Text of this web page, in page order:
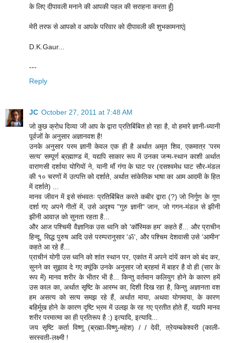
के लिए दीपावली मनाने की आपकी पहल की सराहना करता हूँ|
मेरी तरफ से आपको व आपके परिवार को दीपावली की शुभकामनाएं|
D.K.Gaur...
---
Reply
JC October 27, 2011 at 7:48 AM
जो कुछ क्रोध दिव्या जी आप के द्वारा प्रतिबिंबित हो रहा है, वो हमारे ज्ञानी-ध्यानी
पूर्वजों के अनुसार अज्ञानवश है!
उनके अनुसार परम ज्ञानी केवल एक ही है अर्थात अमृत शिव, एकमात्र 'परम
सत्य' सम्पूर्ण ब्रह्माण्ड में, यद्यपि साकार रूप में उनका जन्म-स्थान काशी अर्थात
वाराणसी दर्शाया योगियों ने, यानी माँ गंगा के घाट पर (दसश्वमेध घाट सौर-मंडल
की १० चरणों में उत्पत्ति को दर्शाते, अर्थात सांकेतिक भाषा का आम आदमी के हित
में दर्शाते) ...
मानव जीवन में इसे संभवतः प्रतिबिंबित करते कबीर द्वारा (?) जो निर्गुण के गुण
दर्शा गए अपने गीतों में, उसे अदृश्य "गुरु ज्ञानी" जान, जो गगन-मंडल से झीनी
झीनी आवाज़ को सुनता रहता है...
और आज पश्चिमी वैज्ञानिक उस ध्वनि को 'कॉस्मिक हम' कहते हैं... और प्राचीन
हिन्दू, सिद्ध पुरुष आदि उसे परम्परानुसार 'ॐ', और पश्चिम देशवासी उसे 'आमीन'
कहते आ रहे हैं...
प्राचीनं योगी उस ध्वनि को शांत स्थान पर, एकांत में अपने दांयें कान को बंद कर,
सुनने का सुझाव दे गए क्यूंकि उनके अनुसार जो ब्रहमां में बाहर है वो ही (सार के
रूप में) मानव शरीर के भीतर भी है... किन्तु वर्तमान कलियुग होने के कारण हमें
उस काल का, अर्थात सृष्टि के आरम्भ का, दिशी दिख रहा है, किन्तु अज्ञानता वश
हम असत्य को सत्य समझ रहे हैं, अर्थात माया, अथवा योगमाया, के कारण
बहिर्मुख होने के कारण दृष्टि भ्रम में उलझ के रह गए प्रतीत होते हैं, यद्यपि मानव
शरीर परमात्मा का ही प्रतिरूप है :) इत्यादि, इत्यादि...
जय सृष्टि कर्ता विष्णु (ब्रह्मा-विष्णु-महेश) / / देवी, त्रेयम्बकेश्वरी (काली-
सरस्वती-लक्ष्मी !